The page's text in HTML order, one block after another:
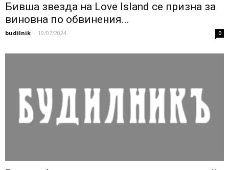
Бивша звезда на Love Island се призна за
виновна по обвинения...
budilnik - 10/07/2024 0